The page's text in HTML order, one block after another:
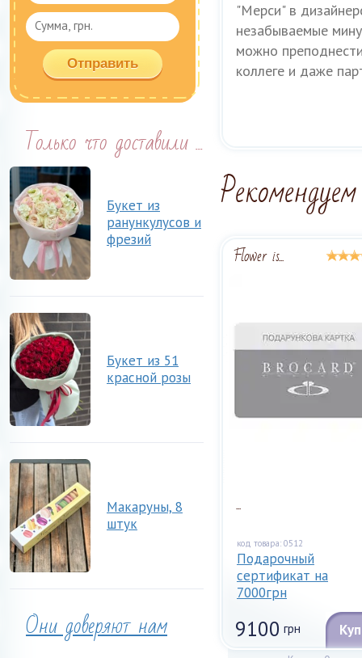
Только что доставили ...
Букет из
ранункулусов и
фрезий
Букет из 51
красной розы
Макаруны, 8
штук
Они доверяют нам
"Мерси" в
незабываемые
можно
коллеге и даже
Flower is...
...
код товара: 0512
Подарочный
сертификат на
7000грн
9100 грн